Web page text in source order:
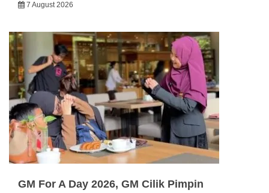
7 August 2026
GM For A Day 2026, GM Cilik Pimpin